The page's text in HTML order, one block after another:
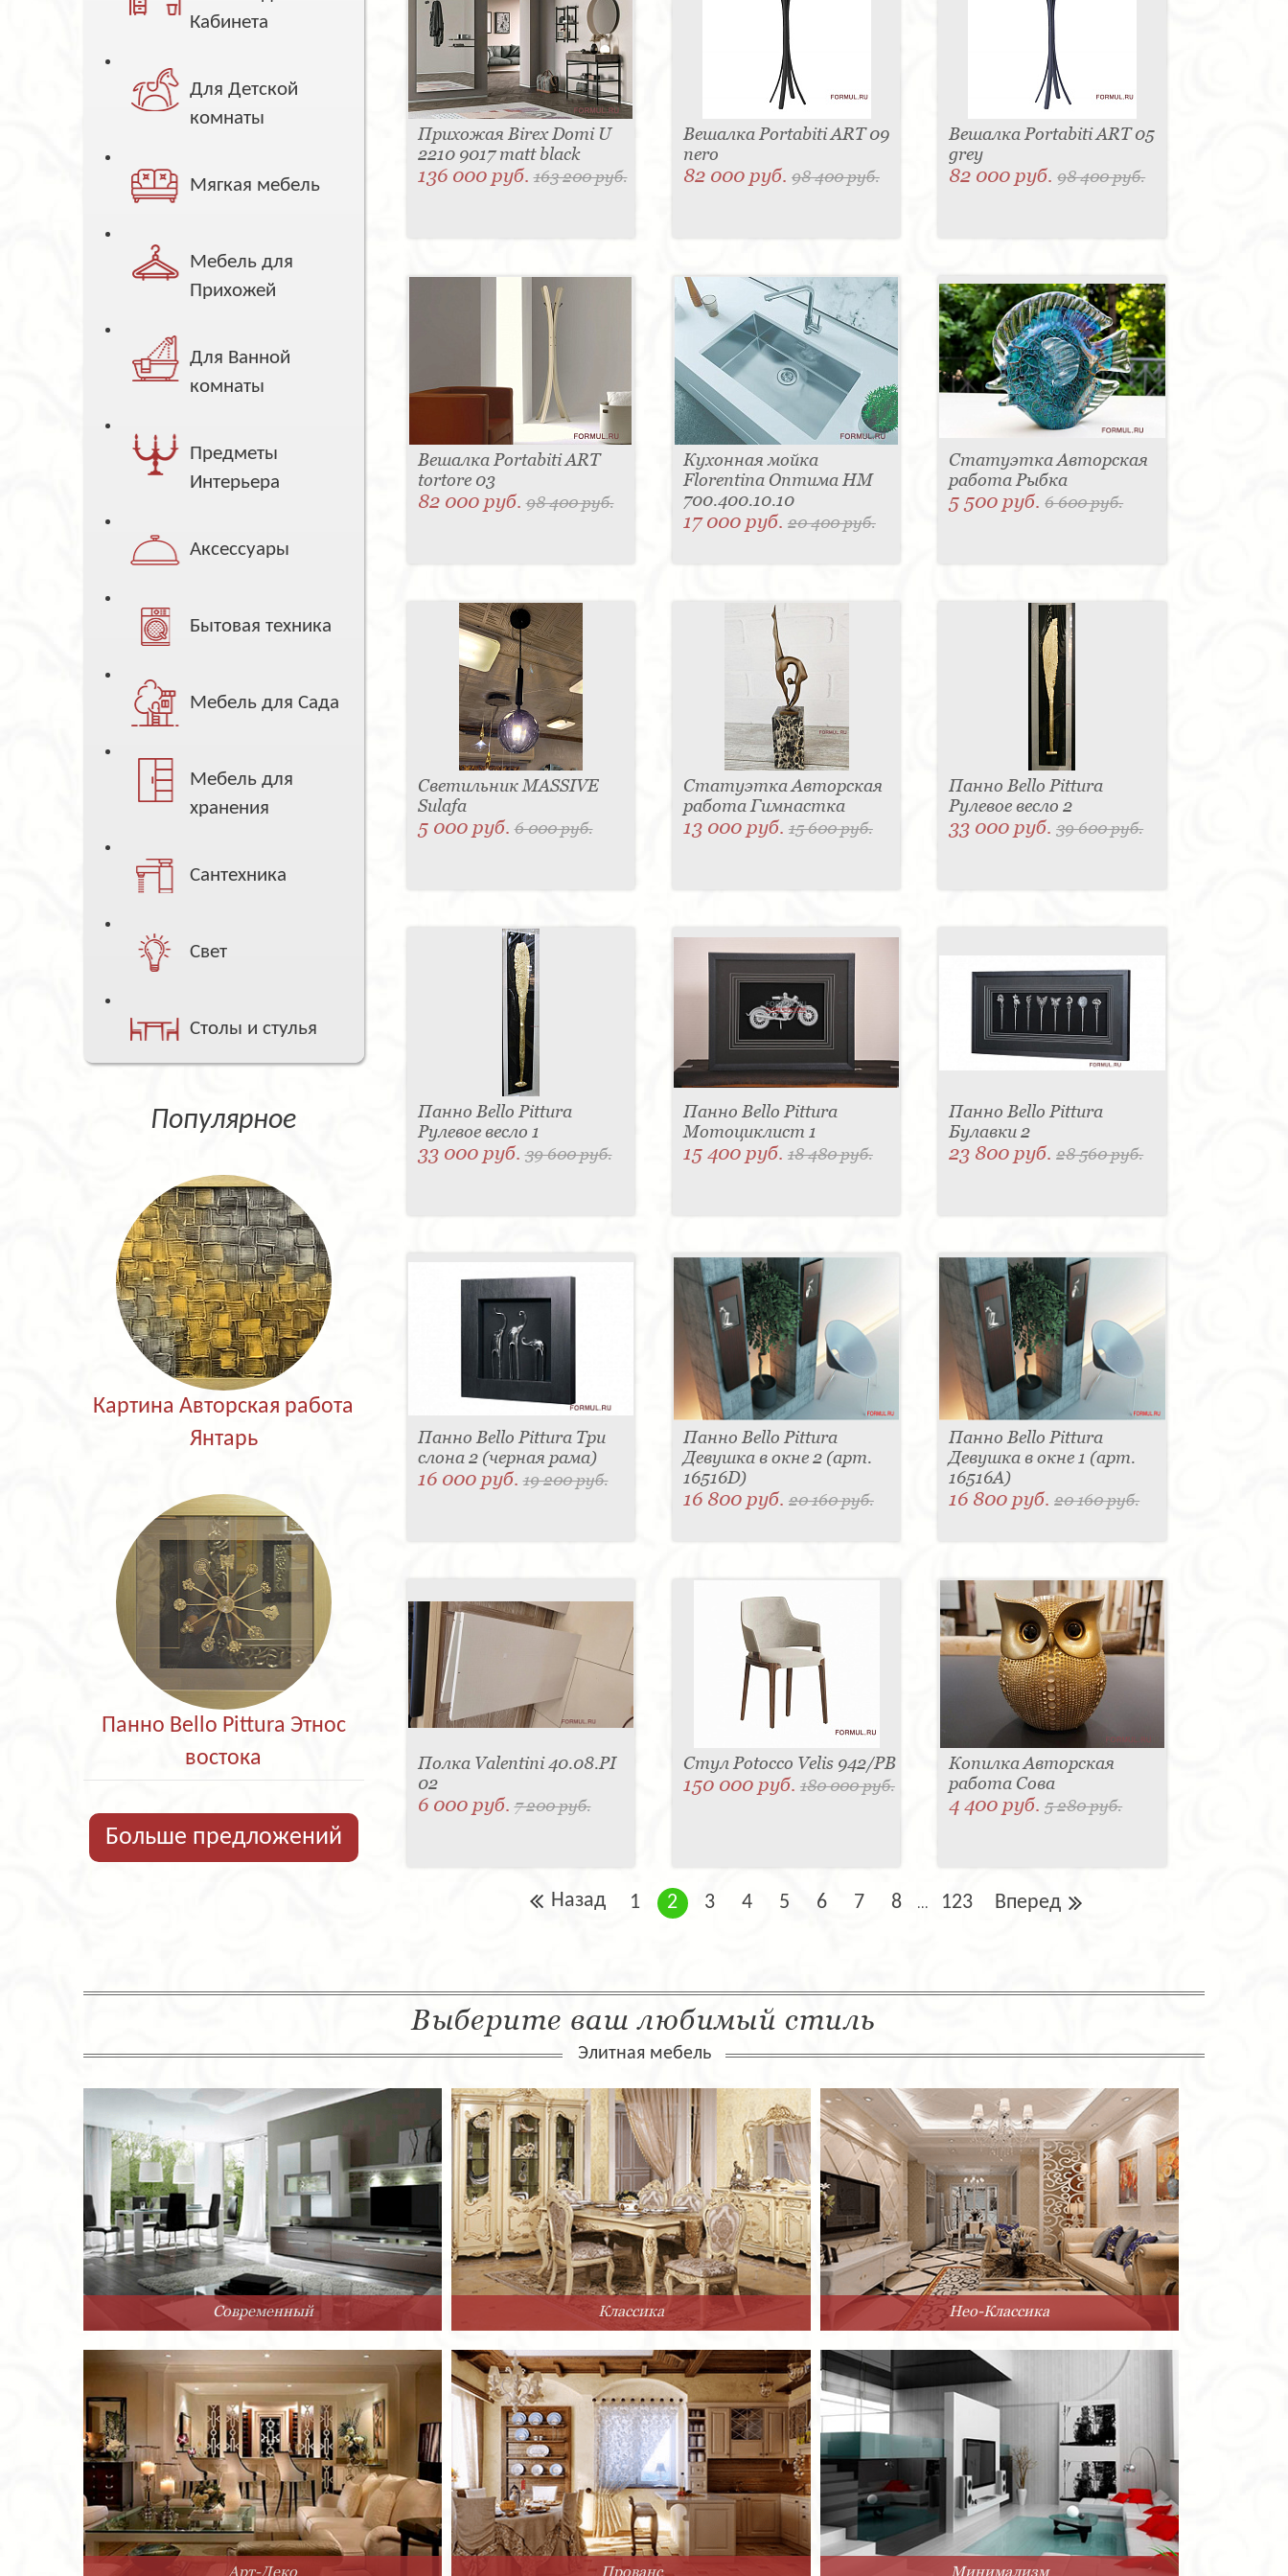
Кабинета
Для Детской
комнаты
Мягкая мебель
Мебель для
Прихожей
Для Ванной
комнаты
Предметы
Интерьера
Аксессуары
Бытовая техника
Мебель для Сада
Мебель для
хранения
Сантехника
Свет
Столы и стулья
Популярное
Картина Авторская работа
Янтарь
Панно Bello Pittura Этнос
востока
Больше предложений
Прихожая Birex Domi U
2210 9017 matt black
136 000 руб.163 200 руб.
Вешалка Portabiti ART 09
nero
82 000 руб. 98 400 руб.
Вешалка Portabiti ART 05
grey
82 000 руб.98 400 руб.
Вешалка Portabiti ART
tortore 03
82 000 руб.98 400 руб.
Кухонная мойка
Florentina Оптима HM
700.400.10.10
17 000 руб. 20 400 руб.
Статуэтка Авторская
работа Рыбка
5 500 руб.6 600 руб.
Светильник MASSIVE
Sulafa
5 000 руб.6 000 руб.
Статуэтка Авторская
работа Гимнастка
13 000 руб. 15 600 руб.
Панно Bello Pittura
Рулевое весло 2
33 000 руб.39 600 руб.
Панно Bello Pittura
Рулевое весло 1
33 000 руб.39 600 руб.
Панно Bello Pittura
Мотоциклист 1
15 400 руб. 18 480 руб.
Панно Bello Pittura
Булавки 2
23 800 руб.28 560 руб.
Панно Bello Pittura Три
слона 2 (черная рама)
16 000 руб.19 200 руб.
Панно Bello Pittura
Девушка в окне 2 (арт.
16516D)
16 800 руб. 20 160 руб.
Панно Bello Pittura
Девушка в окне 1 (арт.
16516A)
16 800 руб.20 160 руб.
Полка Valentini 40.08.PI
02
6 000 руб.7 200 руб.
Стул Potocco Velis 942/PB
150 000 руб. 180 000 руб.
Копилка Авторская
работа Сова
4 400 руб.5 280 руб.
Назад 1 2 3 4 5 6 7 8 ... 123 Вперед
Выберите ваш любимый стиль
Элитная мебель
Современный Классика Нео-Классика
Арт-Деко Прованс Минимализм